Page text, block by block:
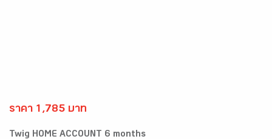
ราคา 1,785 บาท
Twig HOME ACCOUNT 6 months